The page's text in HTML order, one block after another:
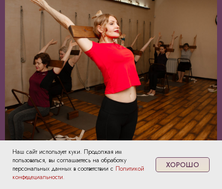
Наш сайт использует куки. Продолжая им
пользоваться, вы соглашаетесь на обработку
персональных данных в соответствии с Политикой
конфедециальности.
ХОРОШО